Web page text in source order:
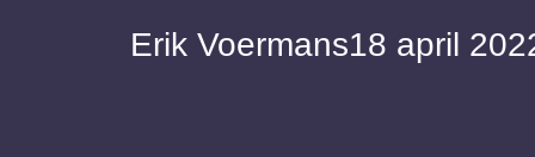
Erik Voermans18 april